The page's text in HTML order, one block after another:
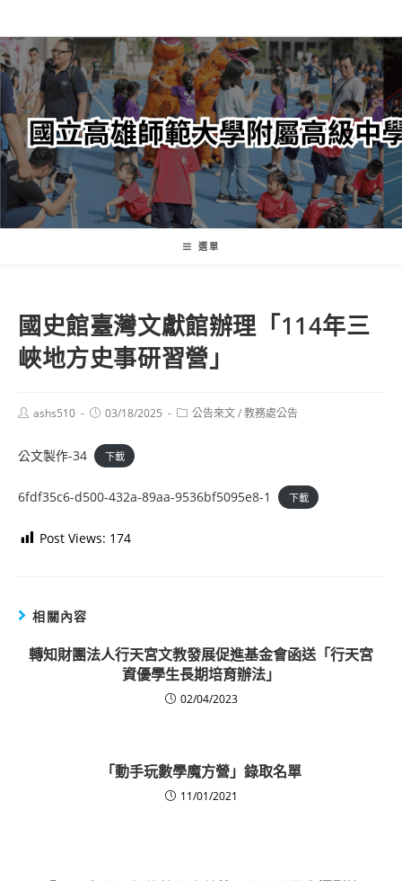
轉
至
主
內
容
選單
國史館臺灣文獻館辦理「114年三
峽地方史事研習營」
Postashs510
Post03/18/2025
Post公告來文/教務處公告
公文製作-34 下載
6fdf35c6-d500-432a-89aa-9536bf5095e8-1 下載
Post Views: 174
相關內容
轉知財團法人行天宮文教發展促進基金會函送「行天宮
資優學生長期培育辦法」
02/04/2023
「動手玩數學魔方營」錄取名單
11/01/2021